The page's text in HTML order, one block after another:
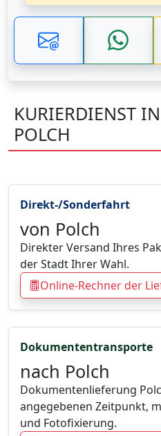
KURIERDIENST
POLCH
Direkt-/Sonderfahrt
von Polch
Direkter Versand Ihres
der Stadt Ihrer Wahl.
Online-Rechner der
Dokumententransporte
nach Polch
Dokumentenlieferung
angegebenen Zeitpunkt,
und Fotofixierung.